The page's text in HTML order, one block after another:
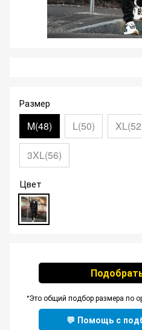
Размер
M(48) L(50)
3XL(56)
Цвет
*Это общий подбор размера по
💬 Помощь с